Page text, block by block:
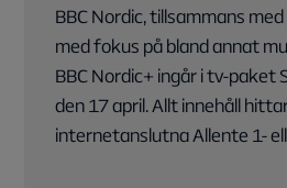
BBC Nordic, tillsammans
med fokus på bland annat
BBC Nordic+ ingår i tv-
den 17 april. Allt innehåll
internetanslutna Allente 1-